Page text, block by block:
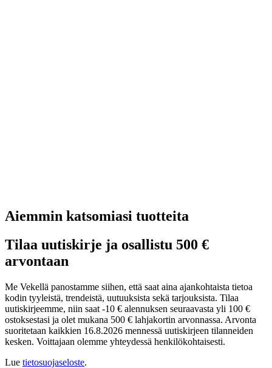
Aiemmin katsomiasi tuotteita
Tilaa uutiskirje ja osallistu 500 €
arvontaan
Me Vekellä panostamme siihen, että saat aina ajankohtaista tietoa
kodin tyyleistä, trendeistä, uutuuksista sekä tarjouksista. Tilaa
uutiskirjeemme, niin saat -10 € alennuksen seuraavasta yli 100 €
ostoksestasi ja olet mukana 500 € lahjakortin arvonnassa. Arvonta
suoritetaan kaikkien 16.8.2026 mennessä uutiskirjeen tilanneiden
kesken. Voittajaan olemme yhteydessä henkilökohtaisesti.
Lue tietosuojaseloste.